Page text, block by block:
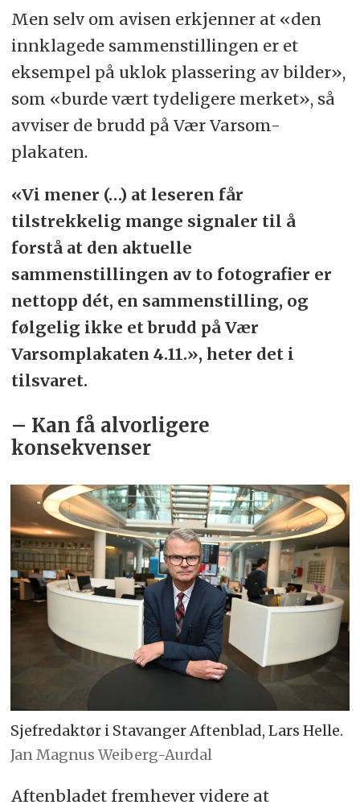
Men selv om avisen erkjenner at «den
innklagede sammenstillingen er et
eksempel på uklok plassering av bilder»,
som «burde vært tydeligere merket», så
avviser de brudd på Vær Varsom-
plakaten.
«Vi mener (…) at leseren får
tilstrekkelig mange signaler til å
forstå at den aktuelle
sammenstillingen av to fotografier er
nettopp dét, en sammenstilling, og
følgelig ikke et brudd på Vær
Varsomplakaten 4.11.», heter det i
tilsvaret.
– Kan få alvorligere
konsekvenser
Sjefredaktør i Stavanger Aftenblad, Lars Helle.
Jan Magnus Weiberg-Aurdal
Aftenbladet fremhever videre at